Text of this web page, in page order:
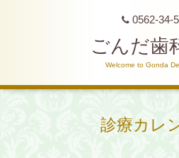
0562-34-
ごんだ歯
Welcome to Gonda
診療カレ